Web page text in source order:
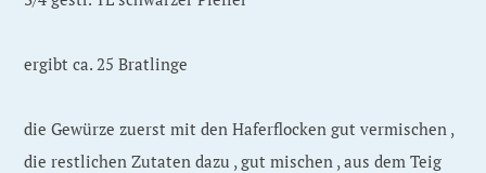
ergibt ca. 25 Bratlinge
die Gewürze zuerst mit den Haferflocken gut vermischen ,
die restlichen Zutaten dazu , gut mischen , aus dem Teig